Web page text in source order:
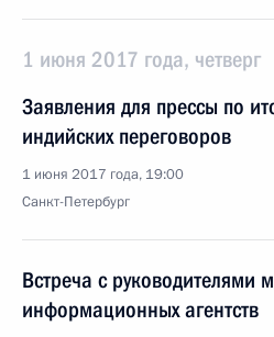
1 июня 2017 года, четверг
Заявления для прессы по
индийских переговоров
1 июня 2017 года, 19:00
Санкт-Петербург
Встреча с руководителями
информационных агентств